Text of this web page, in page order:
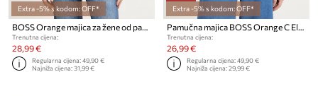
Extra -5% s kodom: OFF*
BOSS Orange majica za žene od pamuka C Elove embro
Trenutna cijena:
28,99 €
Regularna cijena:49,90 €
Najniža cijena:31,99 €
Extra -5% s kodom: OFF*
Pamučna majica BOSS Orange C Elove 1 C Elove 1
Trenutna cijena:
26,99 €
Regularna cijena:49,90 €
Najniža cijena:29,99 €